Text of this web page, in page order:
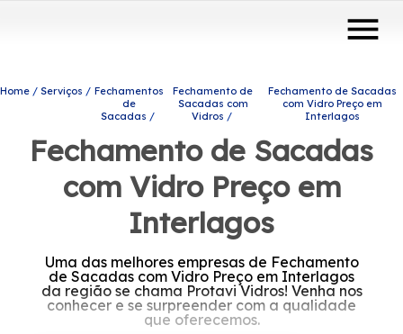
menu
Home Serviços
Fechamentos
de
Sacadas
Fechamento de
Sacadas com
Vidros
Fechamento de Sacadas
com Vidro Preço em
Interlagos
Fechamento de Sacadas
com Vidro Preço em
Interlagos
Uma das melhores empresas de Fechamento
de Sacadas com Vidro Preço em Interlagos
da região se chama Protavi Vidros! Venha nos
conhecer e se surpreender com a qualidade
que oferecemos.